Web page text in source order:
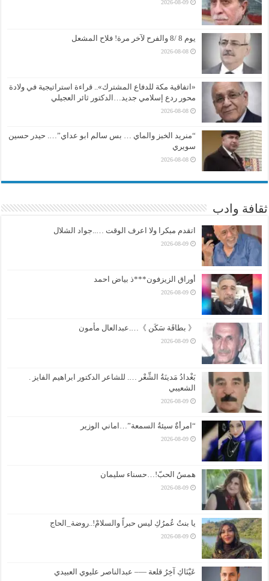
2026-08-09
يوم 8 /8 والفرح لآخر مرة! فلاح المشعل
2026-08-08
«اتفاقية مكة للدفاع المشترك».. قراءة استراتيجية في ولادة
محور ردع إسلامي جديد…الدكتور ثائر العجيلي
2026-08-08
“منريد الخبز والماي … بس سالم ابو عداي”…. حيدر حسين
سويري
2026-08-08
ثقافة وادب
اتقدم مبكرا ولا اعرف الوقت …..جواد الشلال
2026-08-09
أوراق الزيزفون***ذ بياض احمد
2026-08-09
《 بطاقَة سَكَن 》….عبدالعال مأمون
2026-08-09
بَغْدادُ مَدينَةُ الشِّعْر …. للشاعر الدكتور ابراهيم الفايز .
الشعيبي
2026-08-09
“امرأةٌ سيئةُ السمعة”…اماني الوزير
2026-08-09
همسُ الحبّ!…حسناء سليمان
2026-08-09
يا بنتُ عُمرُكِ ليس حبراً والسلامْ!..روضة_الحاج
2026-08-09
عَيْنَاكِ آخِرُ قلعة —– عبدالناصر عليوي العبيدي